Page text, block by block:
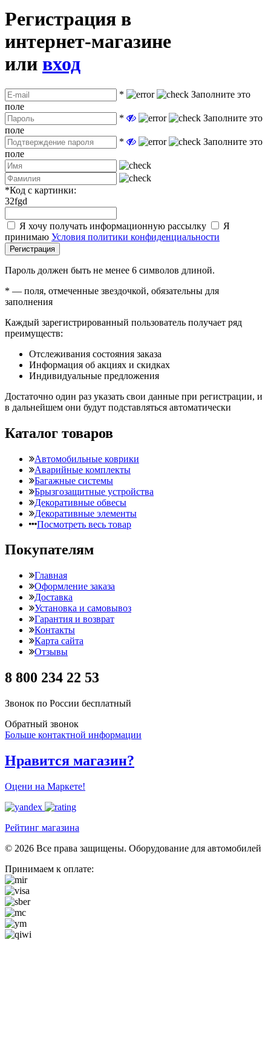
Регистрация в
интернет-магазине
или вход
*
Заполните это
поле
*
Заполните это
поле
*
Заполните это
поле
*Код с картинки:
32fgd
Я хочу получать информационную рассылку
Я
принимаю Условия политики конфиденциальности
Регистрация
Пароль должен быть не менее 6 символов длиной.
* — поля, отмеченные звездочкой, обязательны для
заполнения
Каждый зарегистрированный пользователь получает ряд
преимуществ:
Отслеживания состояния заказа
Информация об акциях и скидках
Индивидуальные предложения
Достаточно один раз указать свои данные при регистрации, и
в дальнейшем они будут подставляться автоматически
Каталог товаров
Автомобильные коврики
Аварийные комплекты
Багажные системы
Брызгозащитные устройства
Декоративные обвесы
Декоративные элементы
Посмотреть весь товар
Покупателям
Главная
Оформление заказа
Доставка
Установка и самовывоз
Гарантия и возврат
Контакты
Карта сайта
Отзывы
8 800 234 22 53
Звонок по России бесплатный
Обратный звонок
Больше контактной информации
Нравится магазин?
Оцени на Маркете!
Рейтинг магазина
© 2026 Все права защищены. Оборудование для автомобилей
Принимаем к оплате: